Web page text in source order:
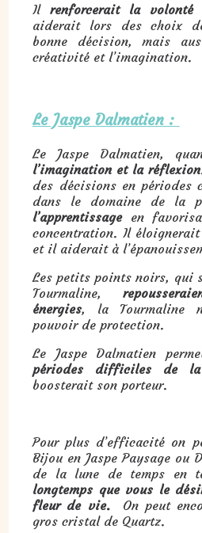
Ilrenforcerait la
aiderait lors des choix
bonne décision, mais
créativité et l’imagination.
Le Jaspe Dalmatien :
Le Jaspe Dalmatien,
l’imagination et la réflexion
des décisions en périodes
dans le domaine de la
l’apprentissageen
concentration. Il éloignerait
et il aiderait à
Les petits points noirs, qui
Tourmaline,
énergies, la Tourmaline
pouvoir de protection.
Le Jaspe Dalmatien
périodes difficiles de
boosterait son porteur.
Pour plus d’efficacité on
Bijou en Jaspe Paysage ou
de la lune de temps en
longtemps que vous le
fleur de vie.On peut
gros cristal de Quartz.